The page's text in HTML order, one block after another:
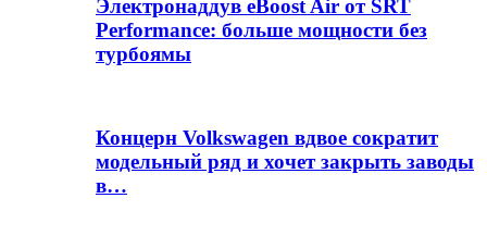
Электронаддув eBoost Air от SRT
Performance: больше мощности без
турбоямы
Концерн Volkswagen вдвое сократит
модельный ряд и хочет закрыть заводы
в…